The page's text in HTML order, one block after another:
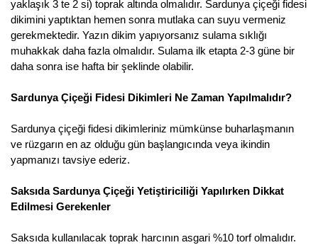
yaklaşık 3 te 2 si) toprak altında olmalıdır. Sardunya çiçeği fidesi
dikimini yaptıktan hemen sonra mutlaka can suyu vermeniz
gerekmektedir. Yazın dikim yapıyorsanız sulama sıklığı
muhakkak daha fazla olmalıdır. Sulama ilk etapta 2-3 güne bir
daha sonra ise hafta bir şeklinde olabilir.
Sardunya Çiçeği Fidesi Dikimleri Ne Zaman Yapılmalıdır?
Sardunya çiçeği fidesi dikimleriniz mümkünse buharlaşmanın
ve rüzgarın en az olduğu gün başlangıcında veya ikindin
yapmanızı tavsiye ederiz.
Saksıda Sardunya Çiçeği Yetiştiriciliği Yapılırken Dikkat
Edilmesi Gerekenler
Saksıda kullanılacak toprak harcının asgari %10 torf olmalıdır.